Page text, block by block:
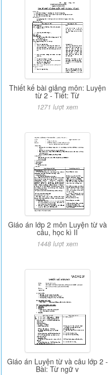
Thiết kế bài giảng môn: Luyện
từ 2 - Tiết: Từ
1271 lượt xem
Giáo án lớp 2 môn Luyện từ và
câu, học kì II
1448 lượt xem
Giáo án Luyện từ và câu lớp 2 -
Bài: Từ ngữ v